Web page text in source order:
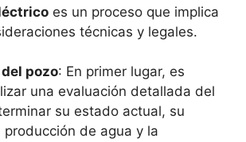
es un proceso que implica
técnicas y legales.
pozo: En primer lugar, es
una evaluación detallada del
su estado actual, su
de agua y la